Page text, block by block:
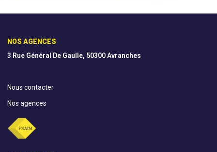
NOS AGENCES
3 Rue Général De Gaulle, 50300 Avranches
Nous contacter
Nos agences